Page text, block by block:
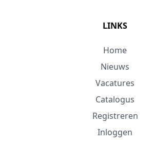
LINKS
Home
Nieuws
Vacatures
Catalogus
Registreren
Inloggen